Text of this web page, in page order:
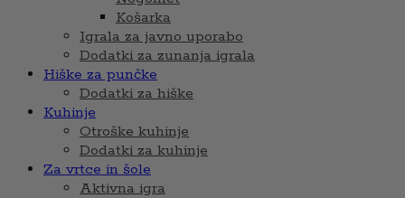
Košarka
Igrala za javno uporabo
Dodatki za zunanja igrala
Hiške za punčke
Dodatki za hiške
Kuhinje
Otroške kuhinje
Dodatki za kuhinje
Za vrtce in šole
Aktivna igra